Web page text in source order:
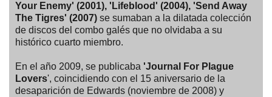
Your Enemy' (2001), 'Lifeblood' (2004), 'Send Away
The Tigres' (2007) se sumaban a la dilatada colección
de discos del combo galés que no olvidaba a su
histórico cuarto miembro.
En el año 2009, se publicaba 'Journal For Plague
Lovers', coincidiendo con el 15 aniversario de la
desaparición de Edwards (noviembre de 2008) y